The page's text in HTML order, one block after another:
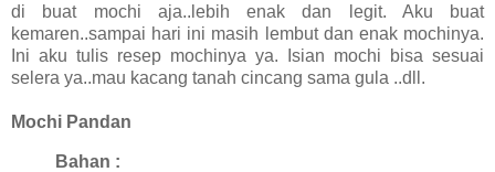
di buat mochi aja..lebih enak dan legit. Aku buat
kemaren..sampai hari ini masih lembut dan enak mochinya.
Ini aku tulis resep mochinya ya. Isian mochi bisa sesuai
selera ya..mau kacang tanah cincang sama gula ..dll.
Mochi Pandan
Bahan :